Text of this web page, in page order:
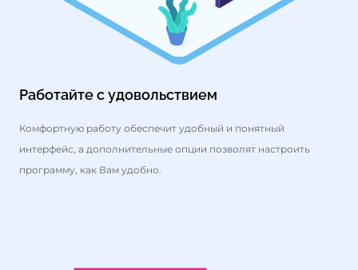
Работайте с удовольствием
Комфортную работу обеспечит удобный и понятный
интерфейс, а дополнительные опции позволят настроить
программу, как Вам удобно.